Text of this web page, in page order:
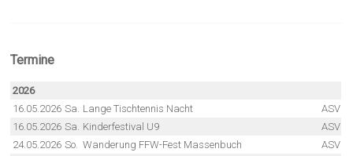
Termine
2026
16.05.2026 Sa. Lange Tischtennis Nacht
ASV
16.05.2026 Sa. Kinderfestival U9
ASV
24.05.2026 So. Wanderung FFW-Fest Massenbuch
ASV